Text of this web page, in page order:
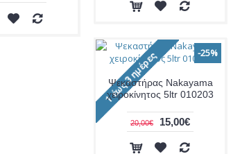
-25%
Ψεκαστήρας Nakayama
χειροκίνητος 5ltr 010203
20,00€ 15,00€